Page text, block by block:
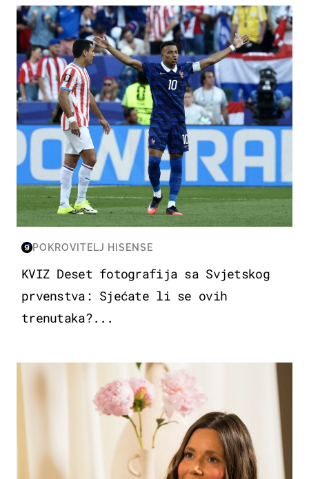
SVJETSKO PRVENSTVO 2026
POKROVITELJ HISENSE
KVIZ Deset fotografija sa Svjetskog
prvenstva: Sjećate li se ovih
trenutaka?...
MODA & LJEPOTA